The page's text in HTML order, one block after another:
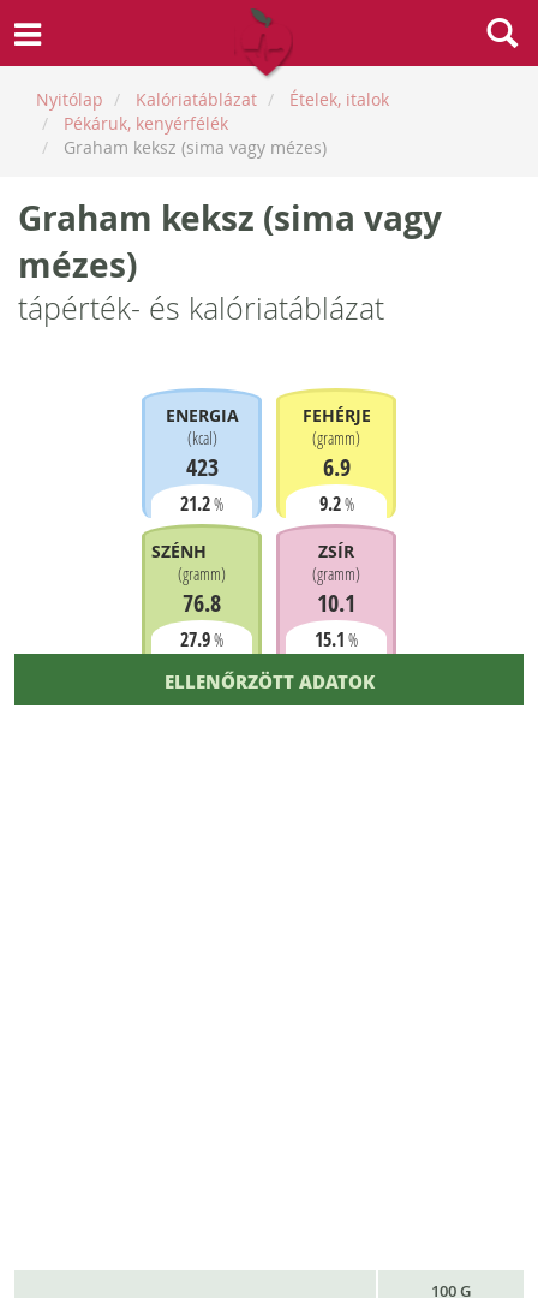
Nyitólap Kalóriatáblázat
Ételek, italok
Pékáruk, kenyérfélék
Graham keksz (sima vagy mézes)
Graham keksz (sima vagy
mézes)
tápérték- és kalóriatáblázat
ENERGIA
(kcal)
423
21.2%
FEHÉRJE
(gramm)
6.9
9.2%
SZÉNHIDRÁT
(gramm)
76.8
27.9%
ZSÍR
(gramm)
10.1
15.1 %
ELLENŐRZÖTT ADATOK
100 G